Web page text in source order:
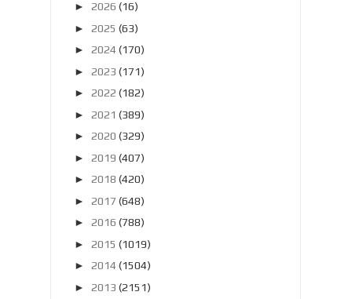
► 2026 (16)
► 2025 (63)
► 2024 (170)
► 2023 (171)
► 2022 (182)
► 2021 (389)
► 2020 (329)
► 2019 (407)
► 2018 (420)
► 2017 (648)
► 2016 (788)
► 2015 (1019)
► 2014 (1504)
► 2013 (2151)